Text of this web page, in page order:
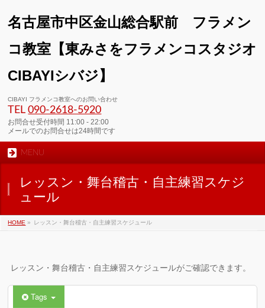
名古屋市中区金山総合駅前 フラメン
コ教室【東みさをフラメンコスタジオ
CIBAYIシバジ】
CIBAYI フラメンコ教室へのお問い合わせ
TEL090-2618‐5920
お問合せ受付時間 11:00 - 22:00
メールでのお問合せは24時間です
MENU
レッスン・舞台稽古・自主練習スケジ
ュール
HOME » レッスン・舞台稽古・自主練習スケジュール
レッスン・舞台稽古・自主練習スケジュールがご確認できます。
Tags